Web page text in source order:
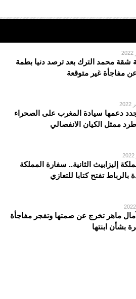
شقة محمد الترك بعد ترصد دنيا بطمة
مفاجأة غير متوقعة
دعمها سيادة المغرب على الصحراء
ممثل الكيان الانفصالي
إليزابيث الثانية.. سفارة المملكة
بالرباط تفتح كتابا للتعازي
ماهر تخرج عن صمتها وتفجر مفاجأة
بشأن ابنتها